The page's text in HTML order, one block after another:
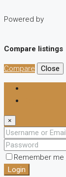
Powered by
Compare listings
Compare Close
×
Remember me
Login